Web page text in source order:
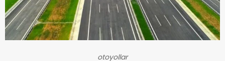
otoyollar